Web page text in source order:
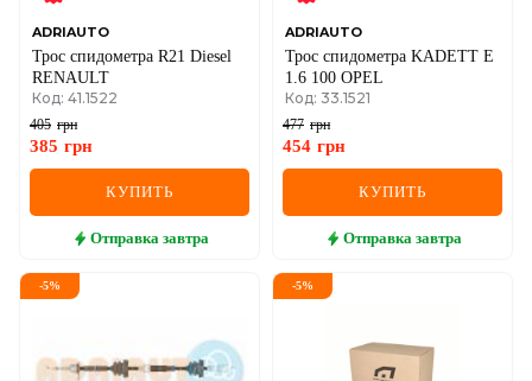
ADRIAUTO
Трос спидометра R21 Diesel
RENAULT
Код: 41.1522
405 грн
385 грн
КУПИТЬ
Отправка завтра
ADRIAUTO
Трос спидометра KADETT E
1.6 100 OPEL
Код: 33.1521
477 грн
454 грн
КУПИТЬ
Отправка завтра
-5% -5%